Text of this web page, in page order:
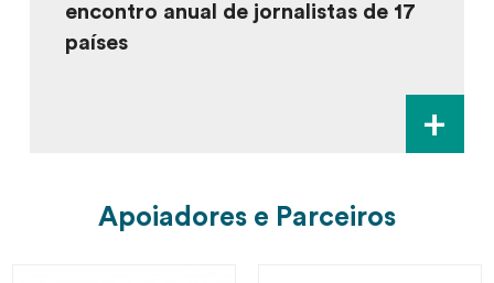
encontro anual de jornalistas de 17
países
+
Apoiadores e Parceiros